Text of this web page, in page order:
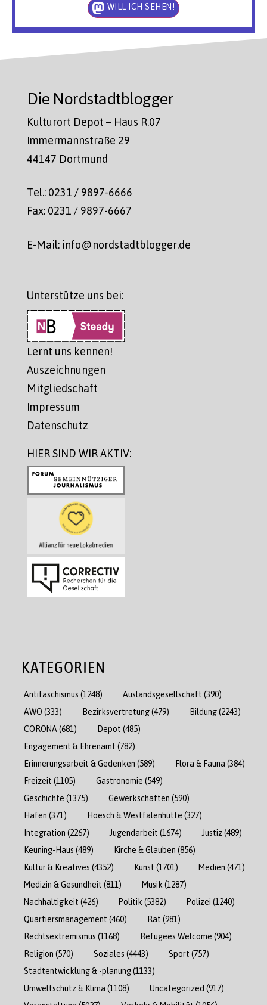
WILL ICH SEHEN!
Die Nordstadtblogger
Kulturort Depot – Haus R.07
Immermannstraße 29
44147 Dortmund
Tel.: 0231 / 9897-6666
Fax: 0231 / 9897-6667
E-Mail: info@nordstadtblogger.de
Unterstütze uns bei:
Lernt uns kennen!
Auszeichnungen
Mitgliedschaft
Impressum
Datenschutz
HIER SIND WIR AKTIV:
KATEGORIEN
Antifaschismus (1248) Auslandsgesellschaft (390)
AWO (333) Bezirksvertretung(479) Bildung(2243)
CORONA (681) Depot (485)
Engagement & Ehrenamt (782)
Erinnerungsarbeit & Gedenken (589) Flora & Fauna (384)
Freizeit (1105) Gastronomie (549)
Geschichte (1375) Gewerkschaften (590)
Hafen (371) Hoesch & Westfalenhütte (327)
Integration (2267) Jugendarbeit (1674) Justiz(489)
Keuning-Haus (489) Kirche & Glauben (856)
Kultur & Kreatives (4352) Kunst (1701) Medien (471)
Medizin & Gesundheit (811) Musik (1287)
Nachhaltigkeit (426) Politik (5382) Polizei (1240)
Quartiersmanagement (460) Rat (981)
Rechtsextremismus (1168) Refugees Welcome (904)
Religion (570) Soziales (4443) Sport (757)
Stadtentwicklung & -planung(1133)
Umweltschutz & Klima (1108) Uncategorized (917)